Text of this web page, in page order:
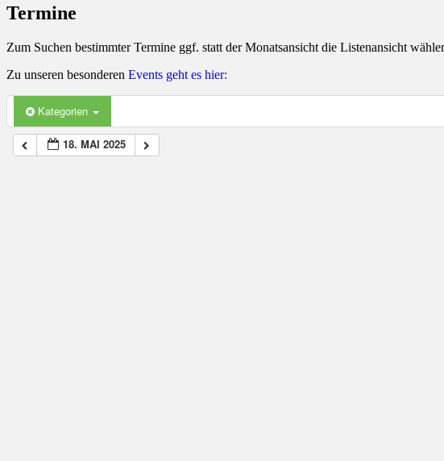
Termine
Zum Suchen bestimmter Termine ggf. statt der Monatsansicht die Listenansicht
Zu unseren besonderen Events geht es hier:
Kategorien
18. MAI 2025